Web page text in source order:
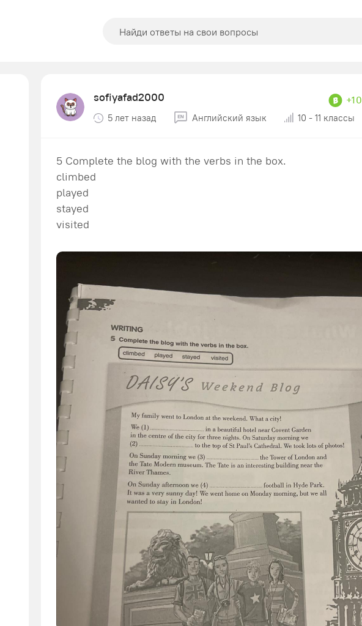
sofiyafad2000 +10
5 лет назад Английский язык 10 - 11 классы
5 Complete the blog with the verbs in the box.
climbed
played
stayed
visited